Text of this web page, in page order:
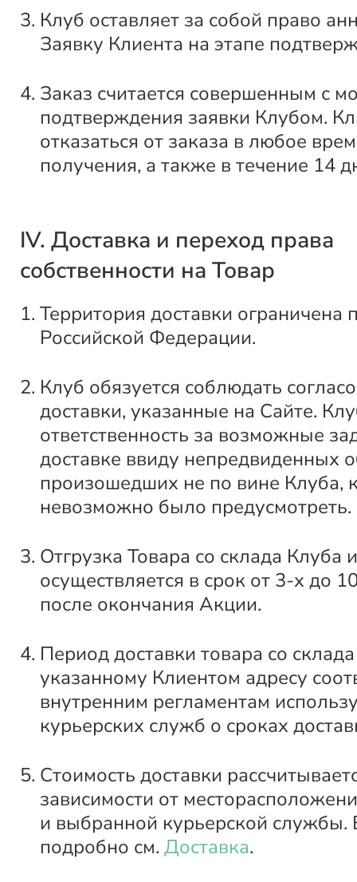
Клуб оставляет за собой право
Заявку Клиента на этапе
Заказ считается совершенным с
подтверждения заявки Клубом.
отказаться от заказа в любое
получения, а также в течение 14
IV. Доставка и переход права
собственности на Товар
Территория доставки ограничена
Российской Федерации.
Клуб обязуется соблюдать
доставки, указанные на Сайте.
ответственность за возможные
доставке ввиду непредвиденных
произошедших не по вине Клуба,
невозможно было предусмотреть.
Отгрузка Товара со склада Клуба
осуществляется в срок от 3-х до
после окончания Акции.
Период доставки товара со
указанному Клиентом адресу
внутренним регламентам
курьерских служб о сроках
Стоимость доставки
зависимости от
и выбранной курьерской службы.
подробно см. Доставка.